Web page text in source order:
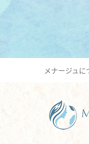
メナージュ